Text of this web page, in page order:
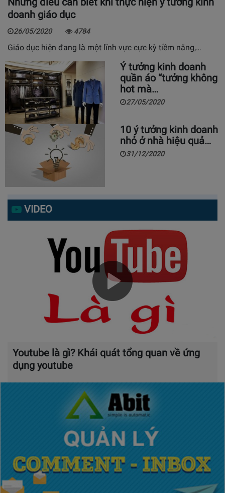
doanh giáo dục
26/05/2020 4784
Giáo dục hiện đang là một lĩnh vực cực kỳ tiềm năng,…
Ý tưởng kinh doanh
quần áo “tưởng không
hot mà…
27/05/2020
10 ý tưởng kinh doanh
nhỏ ở nhà hiệu quả…
31/12/2020
VIDEO
Youtube là gì? Khái quát tổng quan về ứng
dụng youtube